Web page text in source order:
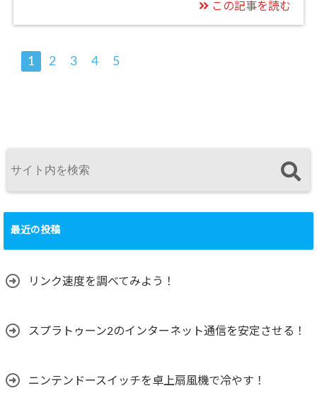
この記事を読む
1 2 3 4 5
最近の投稿
リンク速度を調べてみよう！
スプラトゥーン2のインターネット通信を安定させる！
ニンテンドースイッチを卓上扇風機で冷やす！